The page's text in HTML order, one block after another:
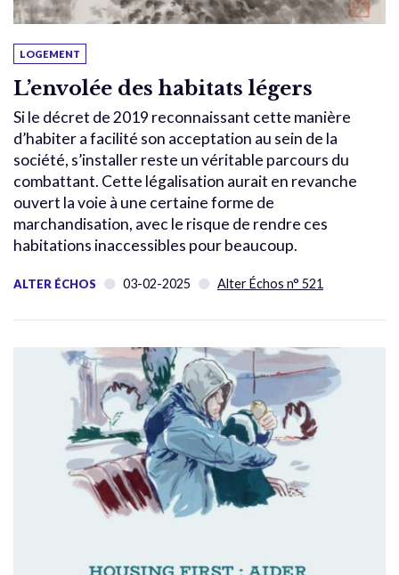
LOGEMENT
L’envolée des habitats légers
Si le décret de 2019 reconnaissant cette manière
d’habiter a facilité son acceptation au sein de la
société, s’installer reste un véritable parcours du
combattant. Cette légalisation aurait en revanche
ouvert la voie à une certaine forme de
marchandisation, avec le risque de rendre ces
habitations inaccessibles pour beaucoup.
ALTER ÉCHOS 03-02-2025 Alter Échos n° 521